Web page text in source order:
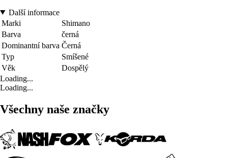
Další informace
Marki
Shimano
Barva
černá
Dominantní barva Černá
Typ
Smíšené
Věk
Dospělý
Loading...
Loading...
Všechny naše značky